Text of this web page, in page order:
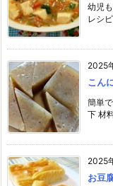
幼児
レシ
2025
こん
簡単
下 材
2025
お豆